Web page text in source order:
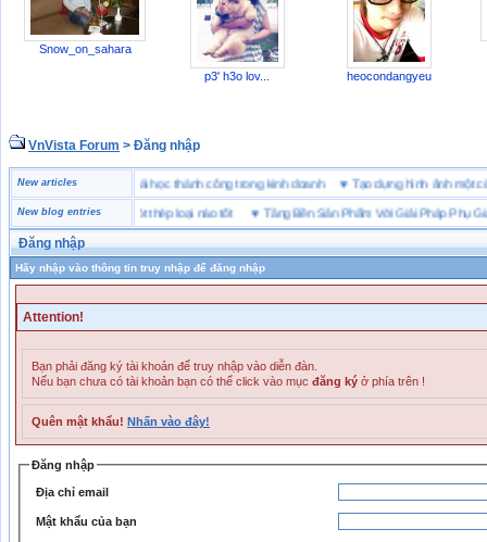
Snow_on_sahara
p3' h3o lov... heocondangyeu
VnVista Forum > Đăng nhập
New articles
biệt” của Microsoft ♥4 bài học thành công trong kinh doanh ♥Tạo dựng hình ảnh
New blog entries
hộ lót Kevlar và lót thép loại nào tốt♥ Tăng Bền Sản Phẩm Với Giải Pháp Phụ Gia
Đăng nhập
Hãy nhập vào thông tin truy nhập để đăng nhập
Attention!
Bạn phải đăng ký tài khoản để truy nhập vào diễn đàn.
Nếu bạn chưa có tài khoản bạn có thể click vào mục đăng ký ở phía trên !
Quên mật khẩu! Nhấn vào đây!
Đăng nhập
Địa chỉ email
Mật khẩu của bạn